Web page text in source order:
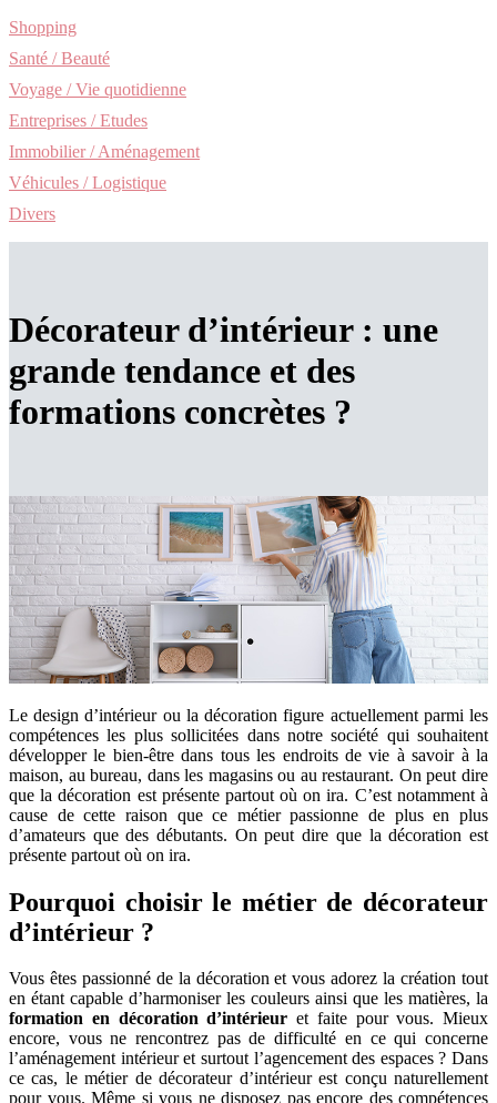
Shopping
Santé / Beauté
Voyage / Vie quotidienne
Entreprises / Etudes
Immobilier / Aménagement
Véhicules / Logistique
Divers
Décorateur d’intérieur : une
grande tendance et des
formations concrètes ?
Le design d’intérieur ou la décoration figure actuellement parmi les
compétences les plus sollicitées dans notre société qui souhaitent
développer le bien-être dans tous les endroits de vie à savoir à la
maison, au bureau, dans les magasins ou au restaurant. On peut dire
que la décoration est présente partout où on ira. C’est notamment à
cause de cette raison que ce métier passionne de plus en plus
d’amateurs que des débutants. On peut dire que la décoration est
présente partout où on ira.
Pourquoi choisir le métier de décorateur
d’intérieur ?
Vous êtes passionné de la décoration et vous adorez la création tout
en étant capable d’harmoniser les couleurs ainsi que les matières, la
formation en décoration d’intérieur et faite pour vous. Mieux
encore, vous ne rencontrez pas de difficulté en ce qui concerne
l’aménagement intérieur et surtout l’agencement des espaces ? Dans
ce cas, le métier de décorateur d’intérieur est conçu naturellement
pour vous. Même si vous ne disposez pas encore des compétences